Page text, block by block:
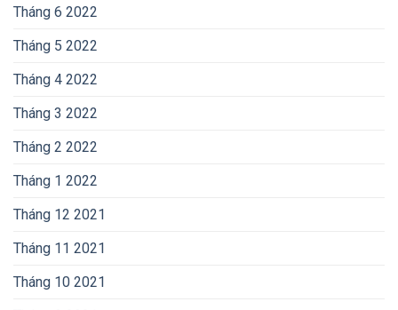
Tháng 6 2022
Tháng 5 2022
Tháng 4 2022
Tháng 3 2022
Tháng 2 2022
Tháng 1 2022
Tháng 12 2021
Tháng 11 2021
Tháng 10 2021